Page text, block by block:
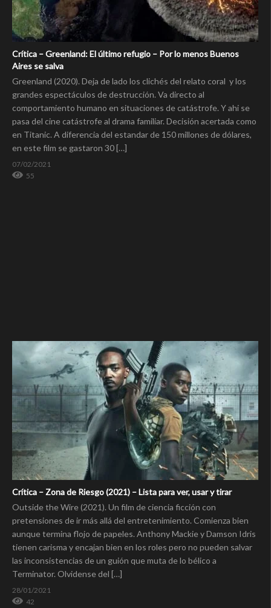
Crítica – Greenland: El último refugio – Por lo menos Buenos
Aires se salva
Greenland (2020). Deja de lado los clichés del relato coral y los
grandes espectáculos de destrucción. Va directo al
comportamiento humano en situaciones de catástrofe. Y ahi se
pasa del cine catástrofe al drama familiar. Decisión acertada como
en Titanic. A diferencia del estandar de 150 millones de dólares,
en este film se gastaron 30 […]
07/02/2021
55
Crítica – Zona de Riesgo (2021) – Lista para ver, usar y tirar
Outside the Wire (2021). Un film de ciencia ficción con
pretensiones de ir más allá del entretenimiento. Comienza bien
aunque termina flojo de papeles. Anthony Mackie y Damson Idris
tienen carisma y encajan bien en los roles pero no pueden salvar
las inconsistencias de un guión que muta de lo bélico a
Terminator. Olvidense del […]
28/01/2021
42